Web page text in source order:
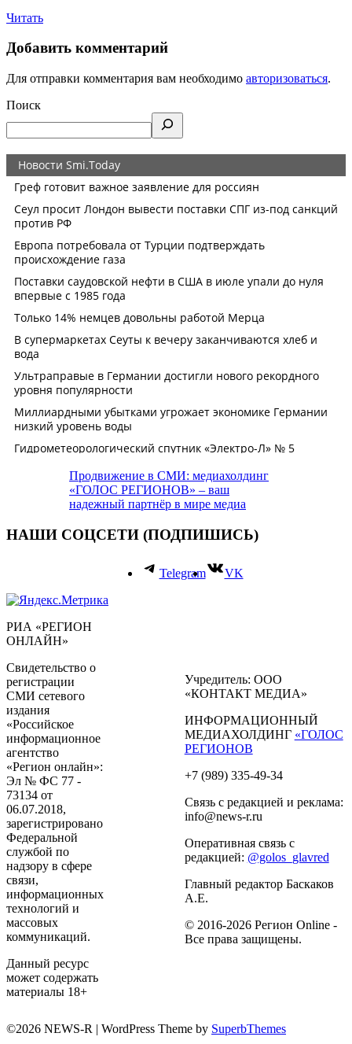
Читать
Добавить комментарий
Для отправки комментария вам необходимо авторизоваться.
Поиск
Продвижение в СМИ: медиахолдинг
«ГОЛОС РЕГИОНОВ» – ваш
надежный партнёр в мире медиа
НАШИ СОЦСЕТИ (ПОДПИШИСЬ)
Telegram VK
РИА «РЕГИОН
ОНЛАЙН»
Свидетельство о
регистрации
СМИ сетевого
издания
«Российское
информационное
агентство
«Регион онлайн»:
Эл № ФС 77 -
73134 от
06.07.2018,
зарегистрировано
Федеральной
службой по
надзору в сфере
связи,
информационных
технологий и
массовых
коммуникаций.
Данный ресурс
может содержать
материалы 18+
Учредитель: ООО
«КОНТАКТ МЕДИА»
ИНФОРМАЦИОННЫЙ
МЕДИАХОЛДИНГ «ГОЛОС
РЕГИОНОВ
+7 (989) 335-49-34
Связь с редакцией и реклама:
info@news-r.ru
Оперативная связь с
редакцией: @golos_glavred
Главный редактор Баскаков
А.Е.
© 2016-2026 Регион Online -
Все права защищены.
©2026 NEWS-R | WordPress Theme by SuperbThemes